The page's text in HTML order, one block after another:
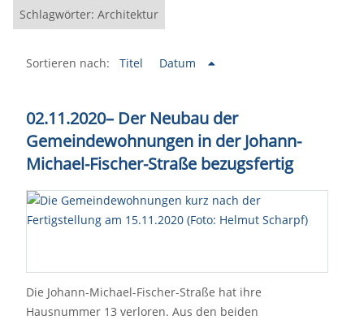
Schlagwörter: Architektur
Sortieren nach: Titel Datum
02.11.2020– Der Neubau der
Gemeindewohnungen in der Johann-
Michael-Fischer-Straße bezugsfertig
Die Johann-Michael-Fischer-Straße hat ihre
Hausnummer 13 verloren. Aus den beiden